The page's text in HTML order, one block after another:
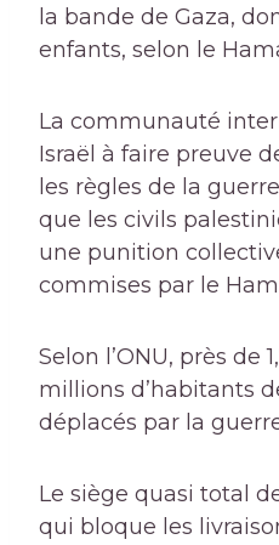
la bande de Gaza,
enfants, selon le
La communauté
Israël à faire preuve
les règles de la
que les civils
une punition
commises par le
Selon l’ONU, près de
millions d’habitants
déplacés par la
Le siège quasi total
qui bloque les